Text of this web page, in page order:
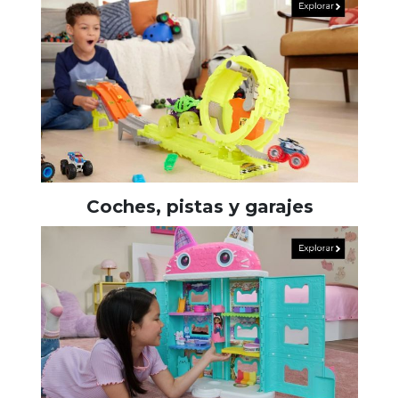
Coches, pistas y garajes